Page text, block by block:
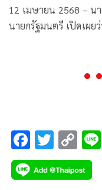
12 เมษายน 2568 – น
นายกรัฐมนตรี เปิดเผย
ปลอดภัยให้กับนักท่องเ
ต่างๆในทุกจังหวัดตาม
กระทรวงและหน่วยงาน
ดูแลช่วงเทศกาลสงกร
F
ac
e
T
wi
tt
C
o
p